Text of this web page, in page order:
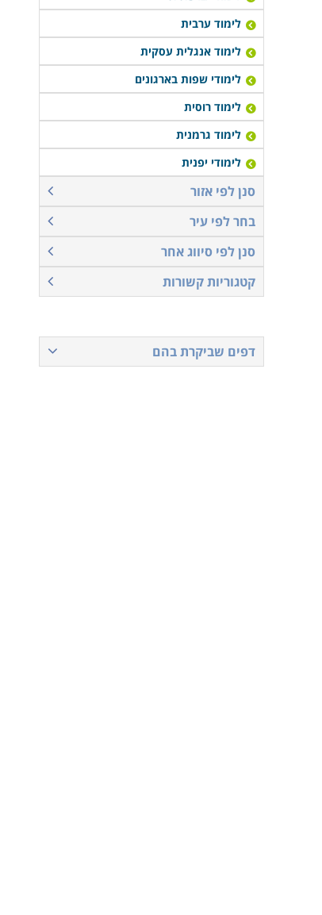
לימוד ערבית
לימוד אנגלית עסקית
לימודי שפות בארגונים
לימוד רוסית
לימוד גרמנית
לימודי יפנית
סנן לפי אזור
בחר לפי עיר
סנן לפי סיווג אחר
קטגוריות קשורות
דפים שביקרת בהם